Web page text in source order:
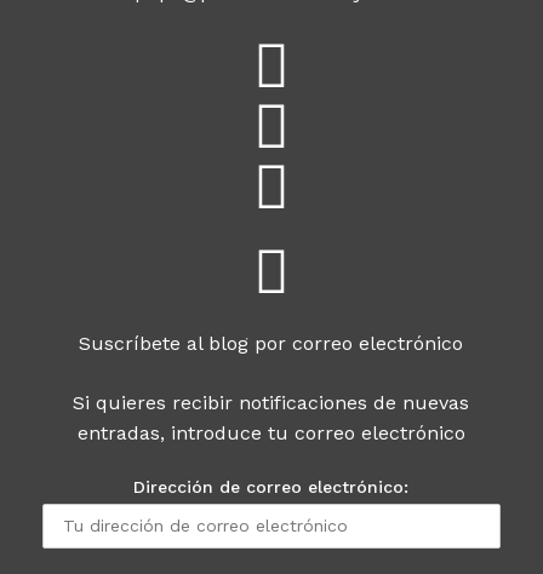
Suscríbete al blog por correo electrónico
Si quieres recibir notificaciones de nuevas
entradas, introduce tu correo electrónico
Dirección de correo electrónico: